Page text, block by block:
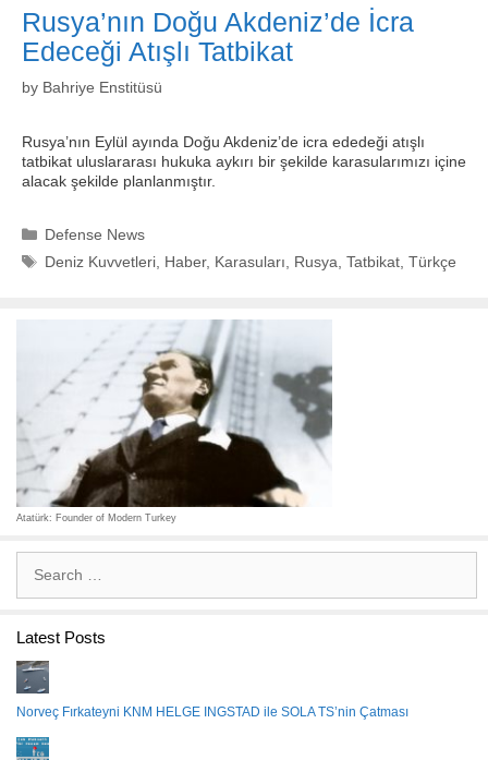
Rusya’nın Doğu Akdeniz’de İcra
Edeceği Atışlı Tatbikat
by Bahriye Enstitüsü
Rusya’nın Eylül ayında Doğu Akdeniz’de icra ededeği atışlı
tatbikat uluslararası hukuka aykırı bir şekilde karasularımızı içine
alacak şekilde planlanmıştır.
Categories
Defense News
Tags
Deniz Kuvvetleri Haber, Karasuları Rusya ,Tatbikat ,Türkçe
Atatürk: Founder of Modern Turkey
Latest Posts
Norveç Fırkateyni KNM HELGE INGSTAD ile SOLA TS’nin Çatması